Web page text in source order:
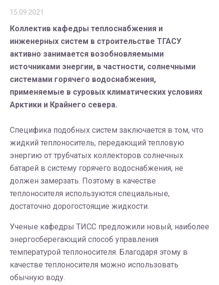
15.09.2021
Коллектив кафедры теплоснабжения и
инженерных систем в строительстве ТГАСУ
активно занимается возобновляемыми
источниками энергии, в частности, солнечными
системами горячего водоснабжения,
применяемые в суровых климатических условиях
Арктики и Крайнего севера.
Специфика подобных систем заключается в том, что
жидкий теплоноситель, передающий тепловую
энергию от трубчатых коллекторов солнечных
батарей в систему горячего водоснабжения, не
должен замерзать. Поэтому в качестве
теплоносителя используются специальные,
достаточно дорогостоящие жидкости.
Ученые кафедры ТИСС предложили новый, наиболее
энергосберегающий способ управления
температурой теплоносителя. Благодаря этому в
качестве теплоносителя можно использовать
обычную воду.